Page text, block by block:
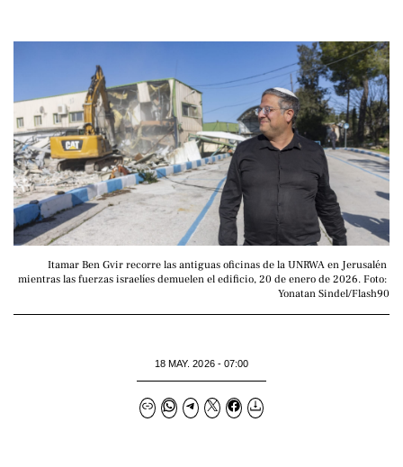
Itamar Ben Gvir recorre las antiguas oficinas de la UNRWA en Jerusalén
mientras las fuerzas israelíes demuelen el edificio, 20 de enero de 2026. Foto:
Yonatan Sindel/Flash90
18 MAY. 2026 - 07:00